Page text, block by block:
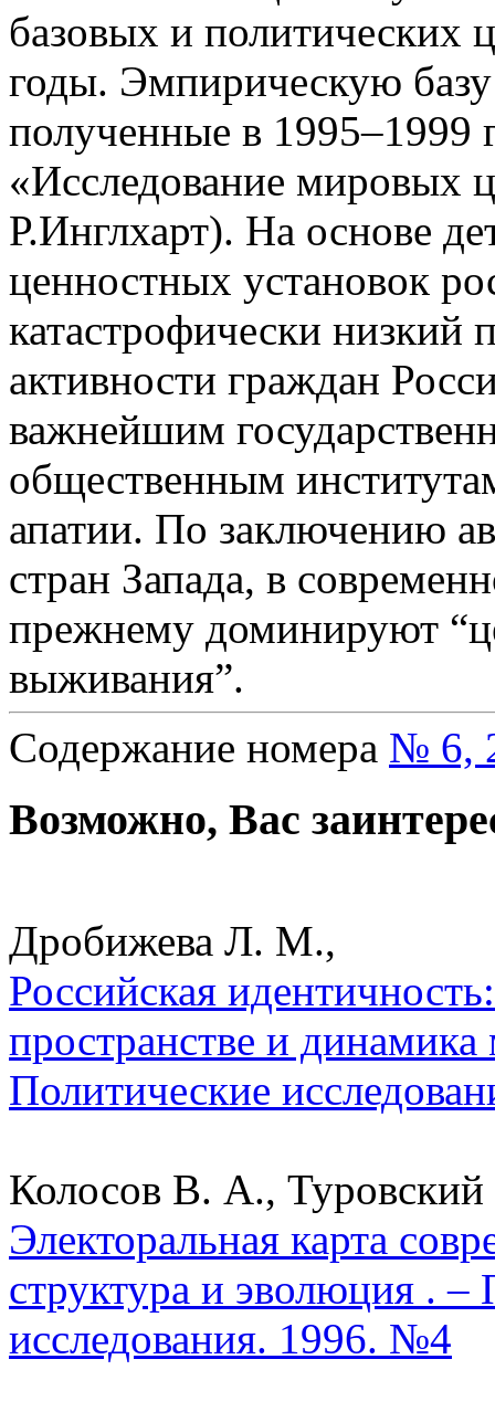
базовых и политических
годы. Эмпирическую базу
полученные в 1995–1999
«Исследование мировых
Р.Инглхарт). На основе
ценностных установок
катастрофически низкий
активности граждан
важнейшим
общественным
апатии. По заключению
стран Запада, в
прежнему доминируют
выживания”.
Содержание номера № 6,
Возможно, Вас
Дробижева Л. М.,
Российская
пространстве и
Политические
Колосов В. А.,
Электоральная карта
структура и эволюция .
исследования. 1996. №4